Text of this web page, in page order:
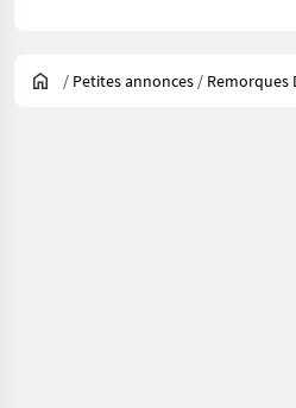
/ Petites annonces / Remorques